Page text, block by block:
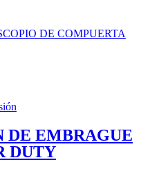
DE COMPUERTA
DE EMBRAGUE
DUTY